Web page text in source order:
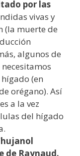
por las
vivas y
(la muerte de
algunos de
(en
orégano). Así
a la vez
del hígado
de Raynaud.